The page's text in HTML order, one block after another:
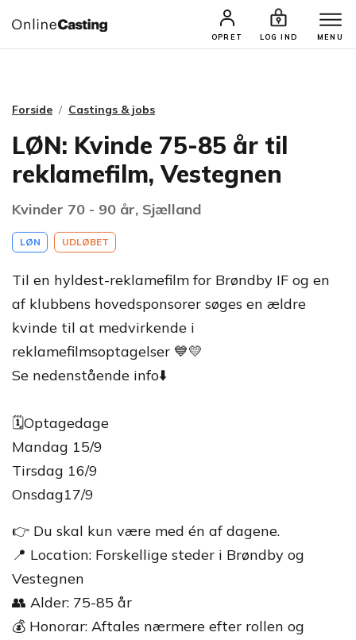
OPRET LOG IND MENU
CASTINGS & JOBS SØG PROFIL
Forside Castings & jobs
LØN: Kvinde 75-85 år til
reklamefilm, Vestegnen
Kvinder 70 - 90 år, Sjælland
LØN UDLØBET
Til en hyldest-reklamefilm for Brøndby IF og en
af klubbens hovedsponsorer søges en ældre
kvinde til at medvirkende i
reklamefilmsoptagelser 💙💛
Se nedenstående info⬇️
🗓️Optagedage
Mandag 15/9
Tirsdag 16/9
Onsdag17/9
👉 Du skal kun være med én af dagene.
📍 Location: Forskellige steder i Brøndby og
Vestegnen
👥 Alder: 75-85 år
💰 Honorar: Aftales nærmere efter rollen og